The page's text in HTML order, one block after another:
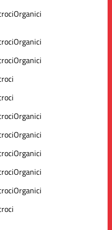
Organici
Organici
Organici
Organici
Organici
Organici
Organici
Organici